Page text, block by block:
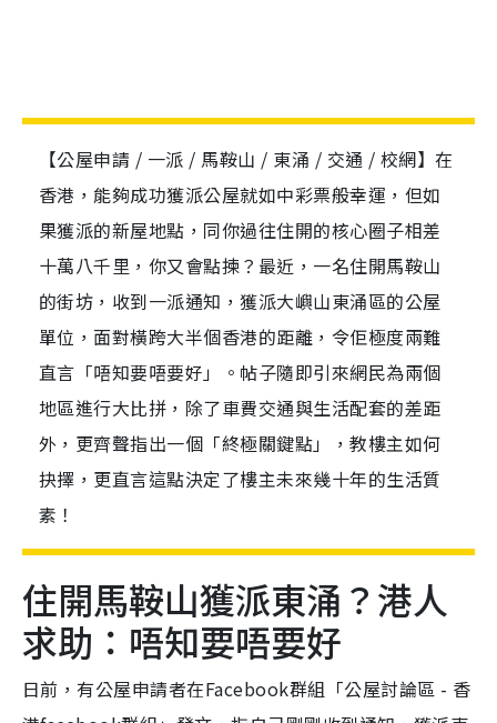
【公屋申請 / 一派 / 馬鞍山 / 東涌 / 交通 / 校網】在
香港，能夠成功獲派公屋就如中彩票般幸運，但如
果獲派的新屋地點，同你過往住開的核心圈子相差
十萬八千里，你又會點揀？最近，一名住開馬鞍山
的街坊，收到一派通知，獲派大嶼山東涌區的公屋
單位，面對橫跨大半個香港的距離，令佢極度兩難
直言「唔知要唔要好」。帖子隨即引來網民為兩個
地區進行大比拼，除了車費交通與生活配套的差距
外，更齊聲指出一個「終極關鍵點」，教樓主如何
抉擇，更直言這點決定了樓主未來幾十年的生活質
素！
住開馬鞍山獲派東涌？港人
求助：唔知要唔要好
日前，有公屋申請者在Facebook群組「公屋討論區 - 香